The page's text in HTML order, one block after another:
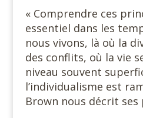
« Comprendre ces
essentiel dans les
nous vivons, là où la
des conflits, où la vie
niveau souvent
l’individualisme est
Brown nous décrit ses